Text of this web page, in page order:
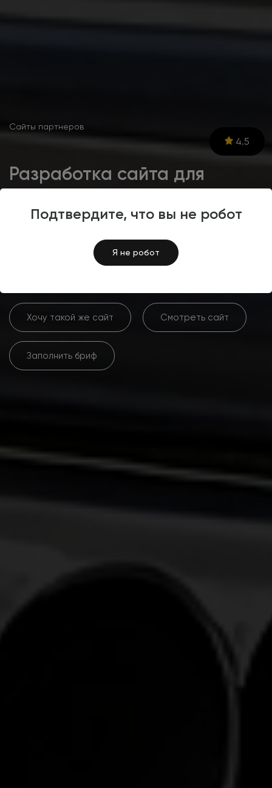
Подтвердите, что вы не робот
Я не робот
Сайты партнеров
Разработка сайта для
поставщика
металлопродукции и
расходных материалов
«Стальвека»‎
Хочу такой же сайт Смотреть сайт
Заполнить бриф
4.5